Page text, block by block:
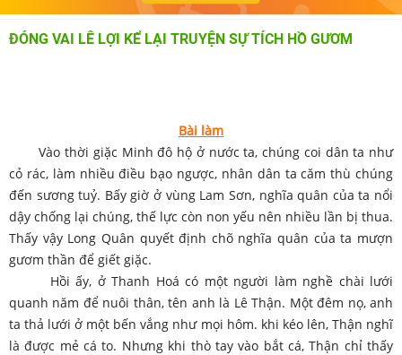
ĐÓNG VAI LÊ LỢI KỂ LẠI TRUYỆN SỰ TÍCH HỒ GƯƠM
Bài làm
Vào thời giặc Minh đô hộ ở nước ta, chúng coi dân ta như
cỏ rác, làm nhiều điều bạo ngược, nhân dân ta căm thù chúng
đến sương tuỷ. Bấy giờ ở vùng Lam Sơn, nghĩa quân của ta nổi
dậy chống lại chúng, thế lực còn non yếu nên nhiều lần bị thua.
Thấy vậy Long Quân quyết định chõ nghĩa quân của ta mượn
gươm thần để giết giặc.
Hồi ấy, ở Thanh Hoá có một người làm nghề chài lưới
quanh năm để nuôi thân, tên anh là Lê Thận. Một đêm nọ, anh
ta thả lưới ở một bến vắng như mọi hôm. khi kéo lên, Thận nghĩ
là được mẻ cá to. Nhưng khi thò tay vào bắt cá, Thận chỉ thấy